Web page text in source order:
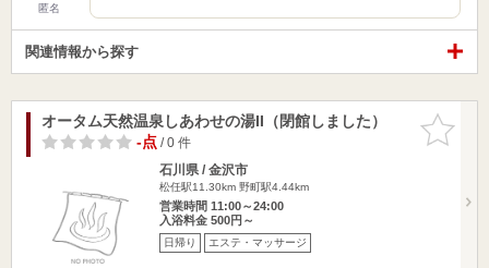
匿名
関連情報から探す
お気に入
りに追加
オータム天然温泉しあわせの湯II（閉館しました）
-点/ 0 件
石川県 / 金沢市
松任駅11.30km 野町駅4.44km
営業時間 11:00～24:00
入浴料金 500円～
日帰り エステ・マッサージ